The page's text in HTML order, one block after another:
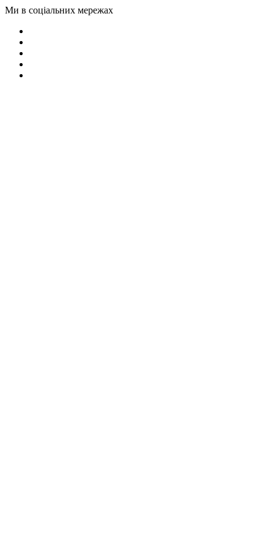
Ми в соціальних мережах